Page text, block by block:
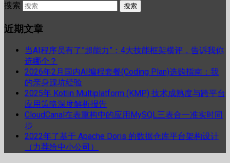
搜索
近期文章
当AI程序员有了”超能力”：4大技能框架横评，告诉我你
选哪个？
2026年2月国内AI编程套餐(Coding Plan)选购指南：我
的亲身踩坑经验
2025年 Kotlin Multiplatform (KMP) 技术成熟度与跨平台
应用策略深度解析报告
CloudCanal在表重构中的应用MySQL三表合一准实时同
步
2022年了基于 Apache Doris 的数据仓库平台架构设计
（力荐给中小公司）